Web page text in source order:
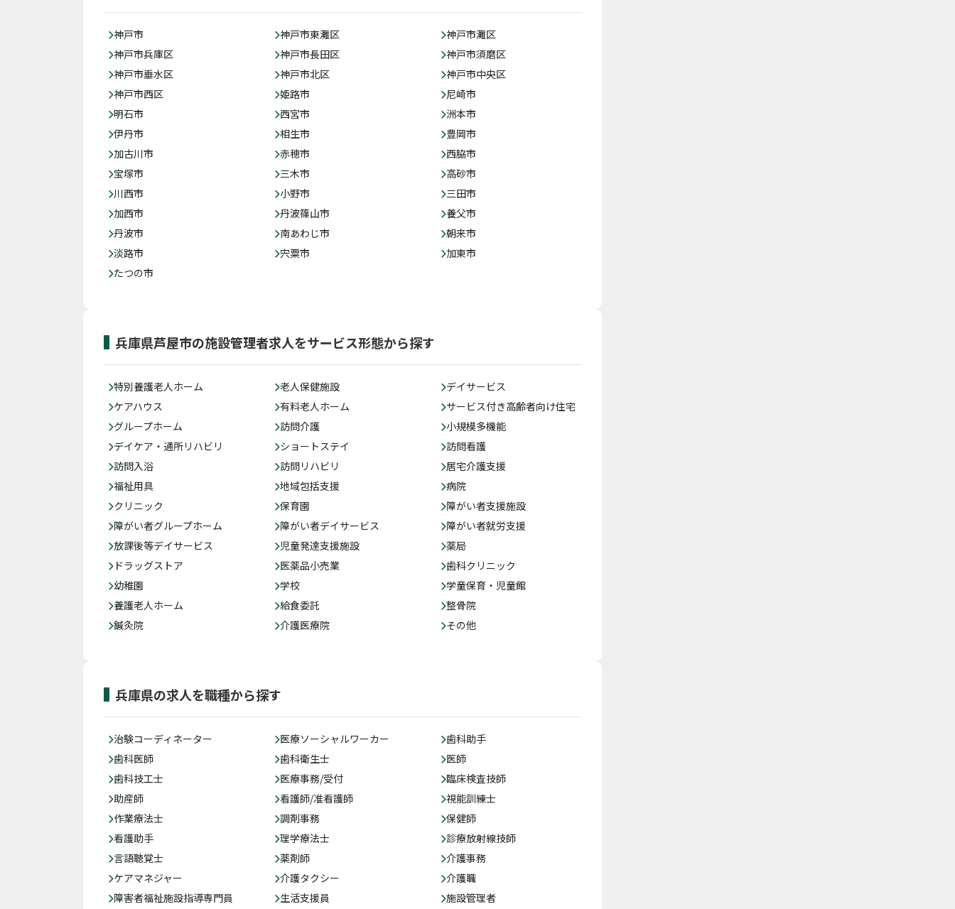
神戸市 神戸市東灘区
神戸市灘区
神戸市兵庫区
神戸市長田区
神戸市須磨区
神戸市垂水区
神戸市北区
神戸市中央区
神戸市西区
姫路市
尼崎市
明石市
西宮市
洲本市
伊丹市
相生市
豊岡市
加古川市
赤穂市
西脇市
宝塚市
三木市
高砂市
川西市
小野市
三田市
加西市
丹波篠山市
養父市
丹波市
南あわじ市
朝来市
淡路市
宍粟市
加東市
たつの市
兵庫県芦屋市の施設管理者求人をサービス形態から探す
特別養護老人ホーム 老人保健施設
デイサービス
ケアハウス
有料老人ホーム
サービス付き高齢者向け住宅
グループホーム
訪問介護
小規模多機能
デイケア・通所リハビリ
ショートステイ
訪問看護
訪問入浴
訪問リハビリ
居宅介護支援
福祉用具
地域包括支援
病院
クリニック
保育園
障がい者支援施設
障がい者グループホーム
障がい者デイサービス
障がい者就労支援
放課後等デイサービス
児童発達支援施設
薬局
ドラッグストア
医薬品小売業
歯科クリニック
幼稚園
学校
学童保育・児童館
養護老人ホーム
給食委託
整骨院
鍼灸院
介護医療院 その他
兵庫県の求人を職種から探す
治験コーディネーター 医療ソーシャルワーカー
歯科助手
歯科医師
歯科衛生士
医師
歯科技工士
医療事務/受付
臨床検査技師
助産師
看護師/准看護師
視能訓練士
作業療法士
調剤事務
保健師
看護助手
理学療法士
診療放射線技師
言語聴覚士
薬剤師
介護事務
ケアマネジャー
介護タクシー
介護職
障害者福祉施設指導専門員
生活支援員
施設管理者